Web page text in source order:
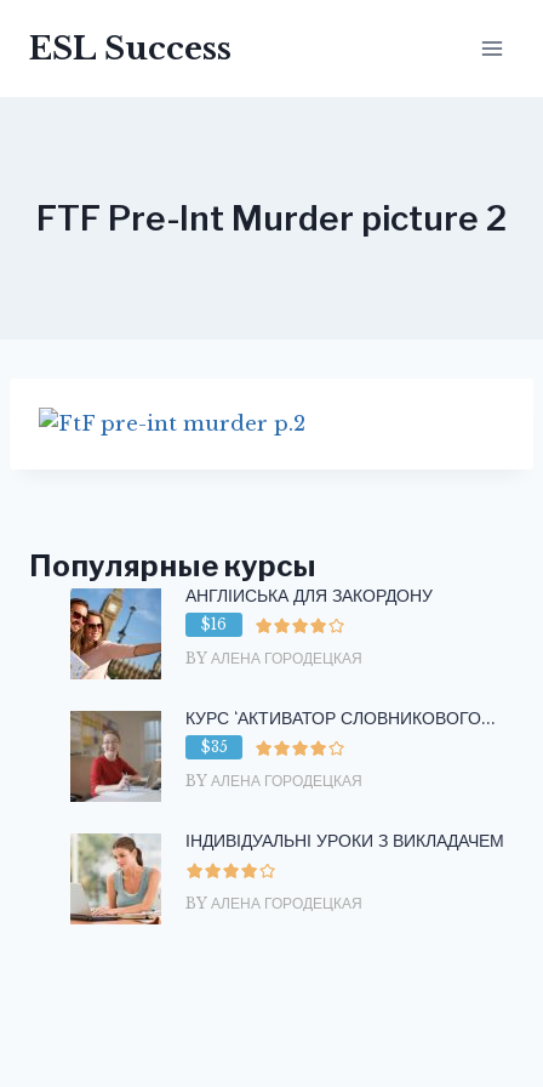
ESL Success
FTF Pre-Int Murder picture 2
Популярные курсы
АНГЛІЙСЬКА ДЛЯ ЗАКОРДОНУ
$16
BY АЛЕНА ГОРОДЕЦКАЯ
КУРС ‘АКТИВАТОР СЛОВНИКОВОГО...
$35
BY АЛЕНА ГОРОДЕЦКАЯ
ІНДИВІДУАЛЬНІ УРОКИ З ВИКЛАДАЧЕМ
BY АЛЕНА ГОРОДЕЦКАЯ